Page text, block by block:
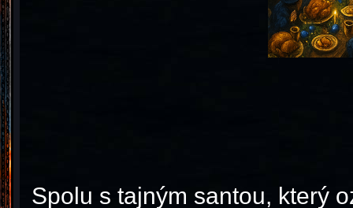
Spolu s tajným santou, který